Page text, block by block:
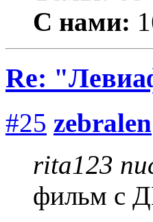
С нами:
Re:
#25 zebralen
rita123
фильм с